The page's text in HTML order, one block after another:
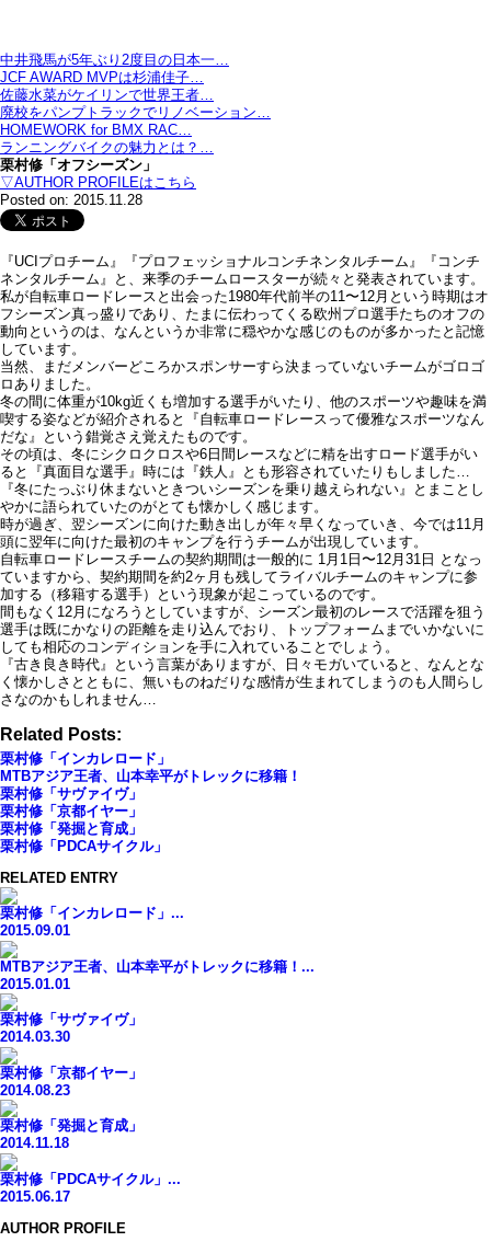
中井飛馬が5年ぶり2度目の日本一…
JCF AWARD MVPは杉浦佳子…
佐藤水菜がケイリンで世界王者…
廃校をパンプトラックでリノベーション…
HOMEWORK for BMX RAC…
ランニングバイクの魅力とは？…
栗村修「オフシーズン」
▽AUTHOR PROFILEはこちら
Posted on: 2015.11.28
『UCIプロチーム』『プロフェッショナルコンチネンタルチーム』『コンチ
ネンタルチーム』と、来季のチームロースターが続々と発表されています。
私が自転車ロードレースと出会った1980年代前半の11〜12月という時期はオ
フシーズン真っ盛りであり、たまに伝わってくる欧州プロ選手たちのオフの
動向というのは、なんというか非常に穏やかな感じのものが多かったと記憶
しています。
当然、まだメンバーどころかスポンサーすら決まっていないチームがゴロゴ
ロありました。
冬の間に体重が10kg近くも増加する選手がいたり、他のスポーツや趣味を満
喫する姿などが紹介されると『自転車ロードレースって優雅なスポーツなん
だな』という錯覚さえ覚えたものです。
その頃は、冬にシクロクロスや6日間レースなどに精を出すロード選手がい
ると『真面目な選手』時には『鉄人』とも形容されていたりもしました…
『冬にたっぶり休まないときついシーズンを乗り越えられない』とまことし
やかに語られていたのがとても懐かしく感じます。
時が過ぎ、翌シーズンに向けた動き出しが年々早くなっていき、今では11月
頭に翌年に向けた最初のキャンプを行うチームが出現しています。
自転車ロードレースチームの契約期間は一般的に 1月1日〜12月31日 となっ
ていますから、契約期間を約2ヶ月も残してライバルチームのキャンプに参
加する（移籍する選手）という現象が起こっているのです。
間もなく12月になろうとしていますが、シーズン最初のレースで活躍を狙う
選手は既にかなりの距離を走り込んでおり、トップフォームまでいかないに
しても相応のコンディションを手に入れていることでしょう。
『古き良き時代』という言葉がありますが、日々モガいていると、なんとな
く懐かしさとともに、無いものねだりな感情が生まれてしまうのも人間らし
さなのかもしれません…
Related Posts:
栗村修「インカレロード」
MTBアジア王者、山本幸平がトレックに移籍！
栗村修「サヴァイヴ」
栗村修「京都イヤー」
栗村修「発掘と育成」
栗村修「PDCAサイクル」
RELATED ENTRY
栗村修「インカレロード」...
2015.09.01
MTBアジア王者、山本幸平がトレックに移籍！...
2015.01.01
栗村修「サヴァイヴ」
2014.03.30
栗村修「京都イヤー」
2014.08.23
栗村修「発掘と育成」
2014.11.18
栗村修「PDCAサイクル」...
2015.06.17
AUTHOR PROFILE